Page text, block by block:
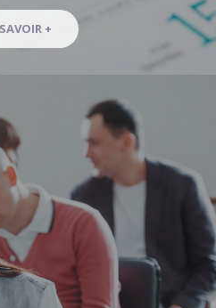
+